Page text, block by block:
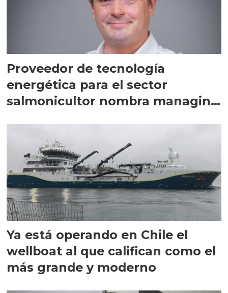
Proveedor de tecnología
energética para el sector
salmonicultor nombra managing
Ya está operando en Chile el
wellboat al que califican como el
más grande y moderno